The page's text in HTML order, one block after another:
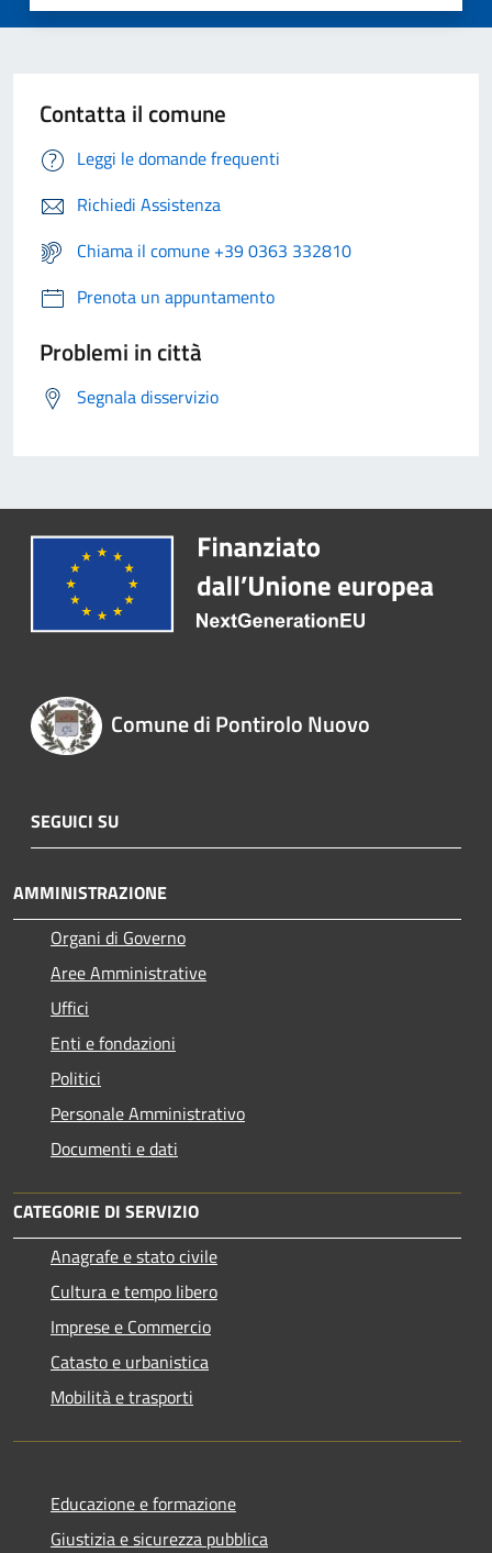
Contatta il comune
Leggi le domande frequenti
Richiedi Assistenza
Chiama il comune +39 0363 332810
Prenota un appuntamento
Problemi in città
Segnala disservizio
Comune di Pontirolo Nuovo
SEGUICI SU
AMMINISTRAZIONE
Organi di Governo
Aree Amministrative
Uffici
Enti e fondazioni
Politici
Personale Amministrativo
Documenti e dati
CATEGORIE DI SERVIZIO
Anagrafe e stato civile
Cultura e tempo libero
Imprese e Commercio
Catasto e urbanistica
Mobilità e trasporti
Educazione e formazione
Giustizia e sicurezza pubblica